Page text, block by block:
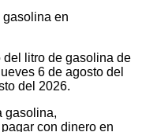
gasolina en
litro de gasolina de
6 de agosto del
del 2026.
gasolina,
con dinero en